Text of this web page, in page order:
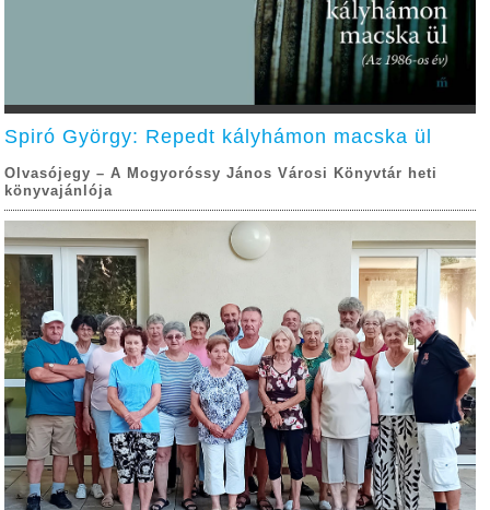
Spiró György: Repedt kályhámon macska ül
Olvasójegy – A Mogyoróssy János Városi Könyvtár heti
könyvajánlója